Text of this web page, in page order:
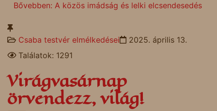
Bővebben: A közös imádság és lelki elcsendesedés
Csaba testvér elmélkedései
2025. április 13.
Találatok: 1291
Virágvasárnap
örvendezz, világ!